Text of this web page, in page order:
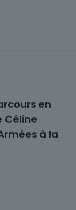
en
Céline
à la